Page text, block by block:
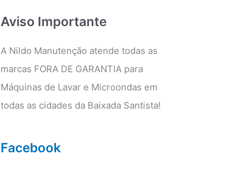
a k
Aviso Importante
A Nildo Manutenção atende todas as
marcas FORA DE GARANTIA para
Máquinas de Lavar e Microondas em
todas as cidades da Baixada Santista!
Facebook